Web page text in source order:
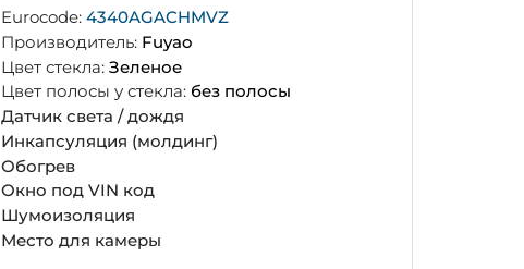
Eurocode:4340AGACHMVZ
Производитель: Fuyao
Цвет стекла:Зеленое
Цвет полосы у стекла: без полосы
Датчик света / дождя
Инкапсуляция (молдинг)
Обогрев
Окно под VIN код
Шумоизоляция
Место для камеры